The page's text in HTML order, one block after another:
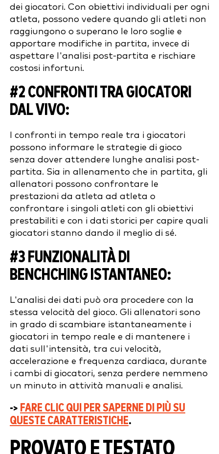
dei giocatori. Con obiettivi individuali per ogni
atleta, possono vedere quando gli atleti non
raggiungono o superano le loro soglie e
apportare modifiche in partita, invece di
aspettare l'analisi post-partita e rischiare
costosi infortuni.
#2 CONFRONTI TRA GIOCATORI
DAL VIVO:
I confronti in tempo reale tra i giocatori
possono informare le strategie di gioco
senza dover attendere lunghe analisi post-
partita. Sia in allenamento che in partita, gli
allenatori possono confrontare le
prestazioni da atleta ad atleta o
confrontare i singoli atleti con gli obiettivi
prestabiliti e con i dati storici per capire quali
giocatori stanno dando il meglio di sé.
#3 FUNZIONALITÀ DI
BENCHCHING ISTANTANEO:
L'analisi dei dati può ora procedere con la
stessa velocità del gioco. Gli allenatori sono
in grado di scambiare istantaneamente i
giocatori in tempo reale e di mantenere i
dati sull'intensità, tra cui velocità,
accelerazione e frequenza cardiaca, durante
i cambi di giocatori, senza perdere nemmeno
un minuto in attività manuali e analisi.
-> FARE CLIC QUI PER SAPERNE DI PIÙ SU
QUESTE CARATTERISTICHE.
PROVATO E TESTATO